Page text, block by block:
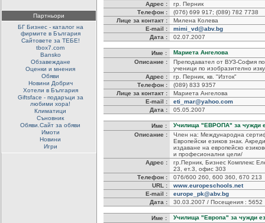
Партньори
БГ Бизнес - каталог на
фирмите в България
Сайтовете за ТЕБЕ!
tbox7.com
Bansko
Обзавеждане
Оценки и мнения
Обяви
Новини Добрич
Хотели в България
Giftsface - подаръци за
любими хора!
Климатици
Съновник
Обяви.Сайт за обяви
Имоти
Новини
Игри
Адрес :
гр. Перник
Телефон :
(076) 699 917; (089) 782 7738
Лице за контакт :
Mилена Колева
E-mail :
mimi_vd@abv.bg
Дата :
02.07.2007
Име :
Мариета Ангелова
Описание :
Преподавател от ВУЗ-София
ученици по изобразително
Адрес :
гр. Перник, кв. "Изток"
Телефон :
(089) 833 9357
Лице за контакт :
Мариета Ангелова
E-mail :
eti_mar@yahoo.com
Дата :
05.05.2007
Име :
Училища "ЕВРОПА" за чужди
Описание :
Член на: Международна
Европейски езиков знак.
издаване на европейско
и професионални цели/
Адрес :
гр.Перник, Бизнес Комплекс
23, ет.3, офис 303
Телефон :
076/600 260, 600 360, 670 213
URL :
www.europeschools.net
E-mail :
europe_pk@abv.bg
Дата :
30.03.2007 / Посещения : 5652
Име :
Училища "Европа" за чужди